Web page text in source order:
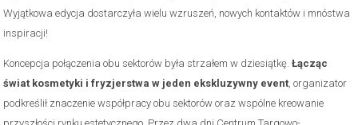
Wyjątkowa edycja dostarczyła wielu wzruszeń, nowych kontaktów i mnóstwa
inspiracji!
Koncepcja połączenia obu sektorów była strzałem w dziesiątkę.Łącząc
świat kosmetyki i fryzjerstwa w jeden ekskluzywny event , organizator
podkreślił znaczenie współpracy obu sektorów oraz wspólne kreowanie